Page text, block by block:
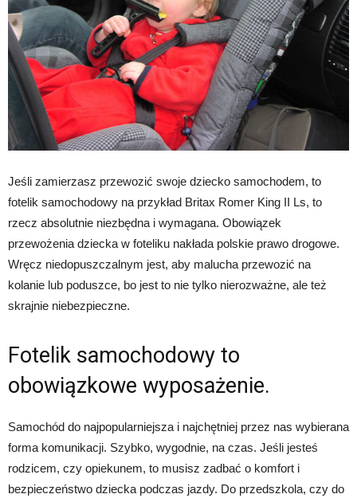
Jeśli zamierzasz przewozić swoje dziecko samochodem, to
fotelik samochodowy na przykład Britax Romer King II Ls, to
rzecz absolutnie niezbędna i wymagana. Obowiązek
przewożenia dziecka w foteliku nakłada polskie prawo drogowe.
Wręcz niedopuszczalnym jest, aby malucha przewozić na
kolanie lub poduszce, bo jest to nie tylko nierozważne, ale też
skrajnie niebezpieczne.
Fotelik samochodowy to
obowiązkowe wyposażenie.
Samochód do najpopularniejsza i najchętniej przez nas wybierana
forma komunikacji. Szybko, wygodnie, na czas. Jeśli jesteś
rodzicem, czy opiekunem, to musisz zadbać o komfort i
bezpieczeństwo dziecka podczas jazdy. Do przedszkola, czy do